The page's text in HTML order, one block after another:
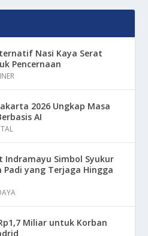
Nasi Kaya Serat
Pencernaan
2026 Ungkap Masa
AI
Indramayu Simbol Syukur
Padi yang Terjaga Hingga
Miliar untuk Korban